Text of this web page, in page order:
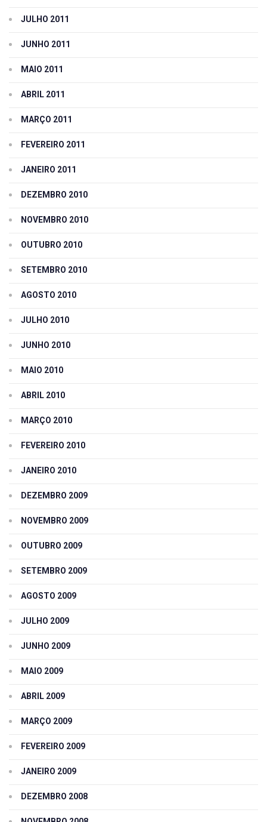
JULHO 2011
JUNHO 2011
MAIO 2011
ABRIL 2011
MARÇO 2011
FEVEREIRO 2011
JANEIRO 2011
DEZEMBRO 2010
NOVEMBRO 2010
OUTUBRO 2010
SETEMBRO 2010
AGOSTO 2010
JULHO 2010
JUNHO 2010
MAIO 2010
ABRIL 2010
MARÇO 2010
FEVEREIRO 2010
JANEIRO 2010
DEZEMBRO 2009
NOVEMBRO 2009
OUTUBRO 2009
SETEMBRO 2009
AGOSTO 2009
JULHO 2009
JUNHO 2009
MAIO 2009
ABRIL 2009
MARÇO 2009
FEVEREIRO 2009
JANEIRO 2009
DEZEMBRO 2008